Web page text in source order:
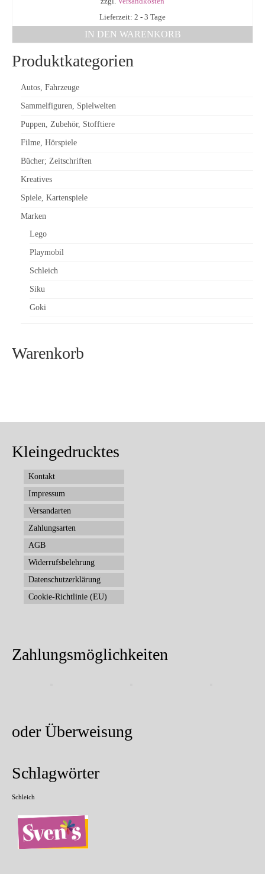
Lieferzeit: 2 - 3 Tage
IN DEN WARENKORB
Produktkategorien
Autos, Fahrzeuge
Sammelfiguren, Spielwelten
Puppen, Zubehör, Stofftiere
Filme, Hörspiele
Bücher; Zeitschriften
Kreatives
Spiele, Kartenspiele
Marken
Lego
Playmobil
Schleich
Siku
Goki
Warenkorb
Kleingedrucktes
Kontakt
Impressum
Versandarten
Zahlungsarten
AGB
Widerrufsbelehrung
Datenschutzerklärung
Cookie-Richtlinie (EU)
Zahlungsmöglichkeiten
oder Überweisung
Schlagwörter
Schleich